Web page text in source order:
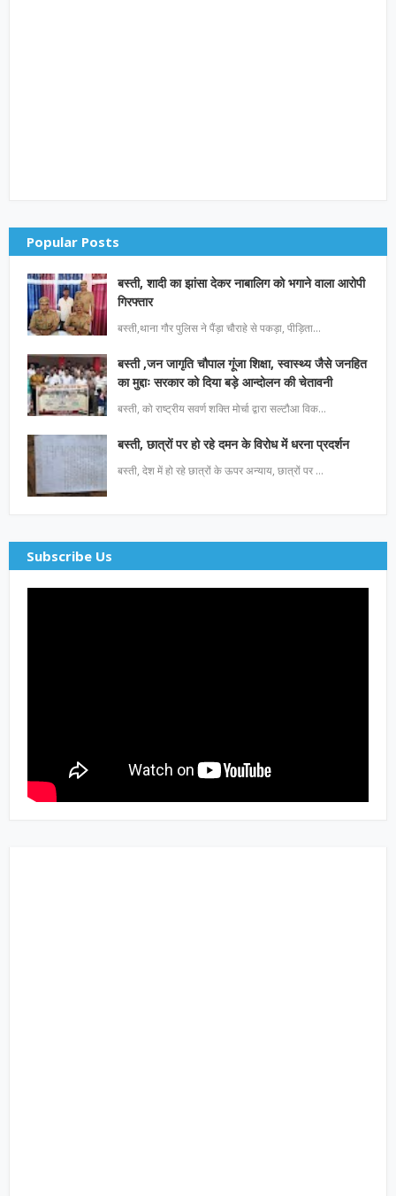
Popular Posts
बस्ती, शादी का झांसा देकर नाबालिग को भगाने वाला आरोपी
गिरफ्तार
बस्ती,थाना गौर पुलिस ने पैंड़ा चौराहे से पकड़ा, पीड़िता…
बस्ती ,जन जागृति चौपाल गूंजा शिक्षा, स्वास्थ्य जैसे जनहित
का मुद्दाः सरकार को दिया बड़े आन्दोलन की चेतावनी
बस्ती, को राष्ट्रीय सवर्ण शक्ति मोर्चा द्वारा सल्टौआ विक…
बस्ती, छात्रों पर हो रहे दमन के विरोध में धरना प्रदर्शन
बस्ती, देश में हो रहे छात्रों के ऊपर अन्याय, छात्रों पर …
Subscribe Us